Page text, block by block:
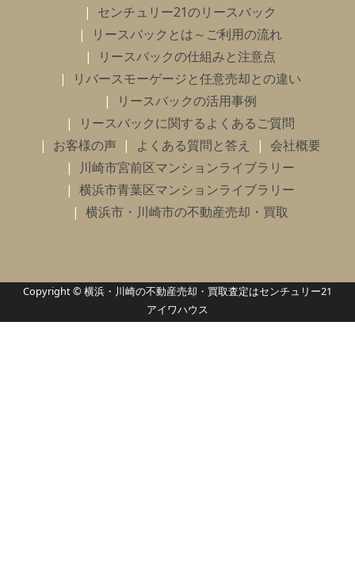
センチュリー21のリースバック
リースバックとは～ご利用の流れ
リースバックの仕組みと注意点
リバースモーゲージと任意売却との違い
リースバックの活用事例
リースバックに関するよくあるご質問
お客様の声
よくある質問と答え
会社概要
川崎市宮前区マンションライブラリー
横浜市青葉区マンションライブラリー
横浜市・川崎市の不動産売却・買取
Copyright © 横浜・川崎の不動産売却・買取査定はセンチュリー21
アイワハウス